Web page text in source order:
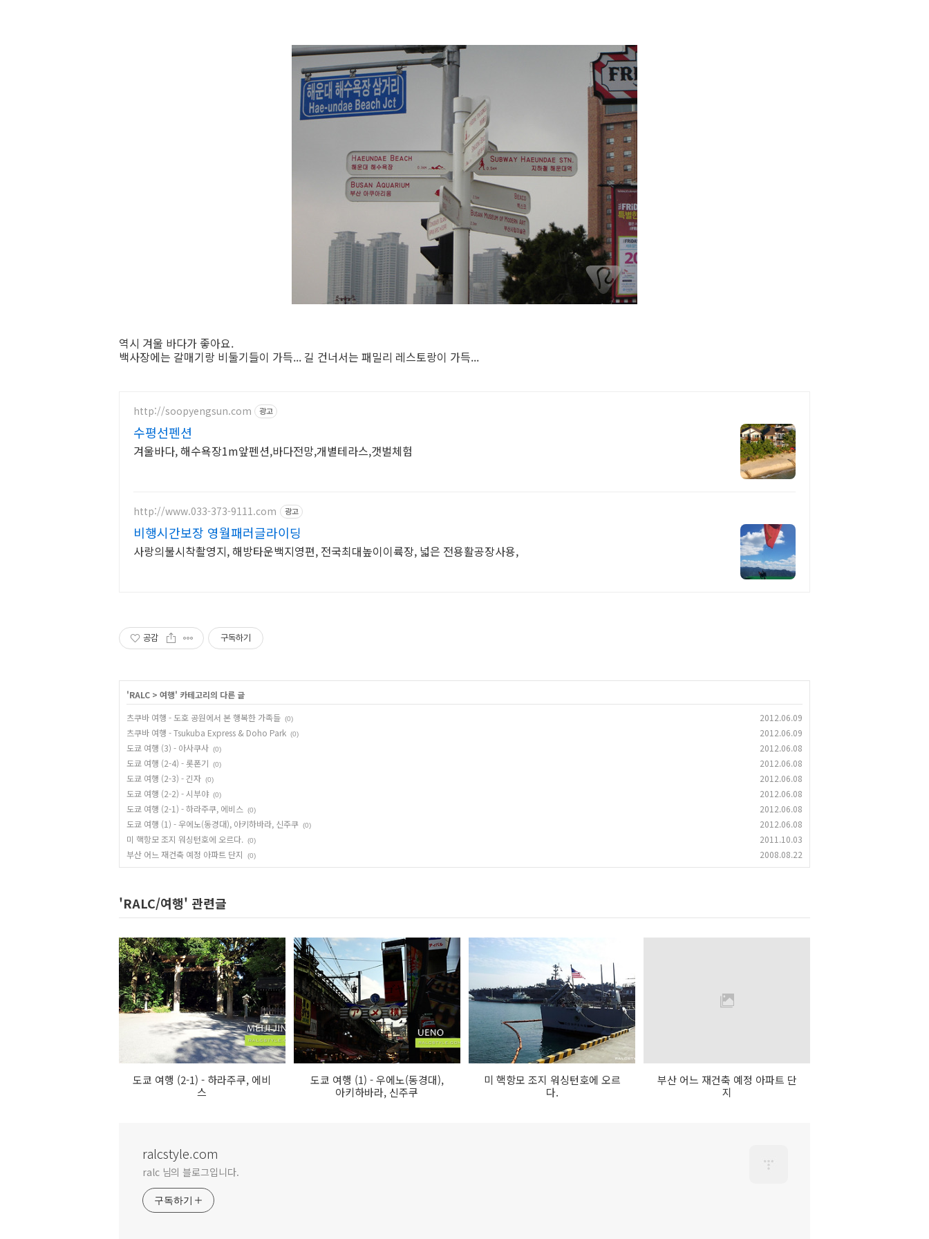
역시 겨울 바다가 좋아요.
백사장에는 갈매기랑 비둘기들이 가득... 길 건너서는 패밀리 레스토랑이 가득...
http://soopyengsun.com 광고
수평선펜션
겨울바다, 해수욕장1m앞펜션,바다전망,개별테라스,갯벌체험
http://www.033-373-9111.com 광고
비행시간보장 영월패러글라이딩
사랑의불시착촬영지, 해방타운백지영편, 전국최대높이이륙장, 넓은 전용활공장사용,
공감 구독하기
'RALC > 여행' 카테고리의 다른 글
츠쿠바 여행 - 도호 공원에서 본 행복한 가족들 (0) 2012.06.09
츠쿠바 여행 - Tsukuba Express & Doho Park (0) 2012.06.09
도쿄 여행 (3) - 아사쿠사 (0) 2012.06.08
도쿄 여행 (2-4) - 롯폰기 (0) 2012.06.08
도쿄 여행 (2-3) - 긴자 (0) 2012.06.08
도쿄 여행 (2-2) - 시부야 (0) 2012.06.08
도쿄 여행 (2-1) - 하라주쿠, 에비스 (0) 2012.06.08
도쿄 여행 (1) - 우에노(동경대), 아키하바라, 신주쿠 (0) 2012.06.08
미 핵항모 조지 워싱턴호에 오르다. (0) 2011.10.03
부산 어느 재건축 예정 아파트 단지 (0) 2008.08.22
'RALC/여행' 관련글
도쿄 여행 (2-1) - 하라주쿠, 에비
스
도쿄 여행 (1) - 우에노(동경대),
아키하바라, 신주쿠
미 핵항모 조지 워싱턴호에 오르
다.
부산 어느 재건축 예정 아파트 단
지
ralcstyle.com
ralc 님의 블로그입니다.
구독하기